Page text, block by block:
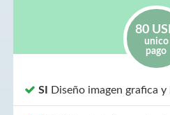
80
unico
pago
SI Diseño imagen grafica